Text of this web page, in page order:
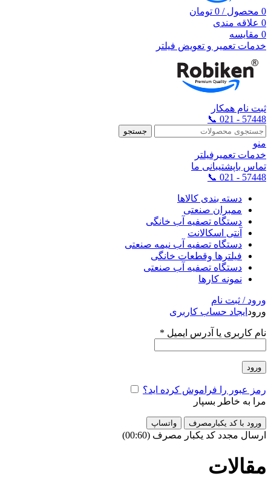
0 محصول /
0 تومان
0 علاقه مندی
0 مقایسه
خدمات تعمیر و تعویض فیلتر
ثبت نام همکار
57448 - 021 📞
جستجو
منو
خدمات تعمیرفیلتر
تماس باپشتیبانی ما
57448 - 021 📞
دسته بندی کالاها
ممبران صنعتی
دستگاه تصفیه آب خانگی
آنتی اسکالانت
دستگاه تصفیه آب نیمه صنعتی
فیلترها وقطعات خانگی
دستگاه تصفیه آب صنعتی
نمونه کارها
ورود / ثبت نام
ورود ایجاد حساب کاربری
نام کاربری یا آدرس ایمیل *
ورود
رمز عبور را فراموش کرده اید؟
مرا به خاطر بسپار
ورود با کد یکبارمصرف واتساپ
ارسال مجدد کد یکبار مصرف (00:
60
)
مقالات